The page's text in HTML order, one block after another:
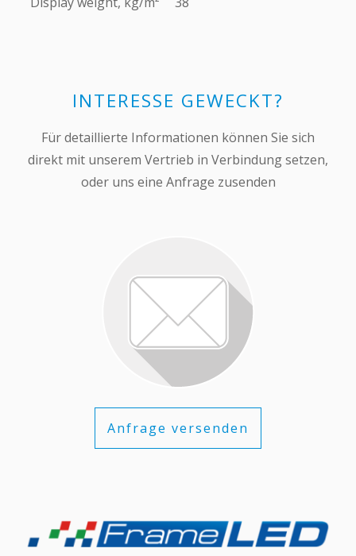
INTERESSE GEWECKT?
Für detaillierte Informationen können Sie sich
direkt mit unserem Vertrieb in Verbindung setzen,
oder uns eine Anfrage zusenden
Anfrage versenden